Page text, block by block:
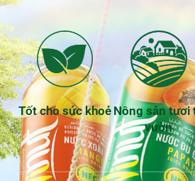
Tốt cho sức khoẻ Nông sản tươi
vườn